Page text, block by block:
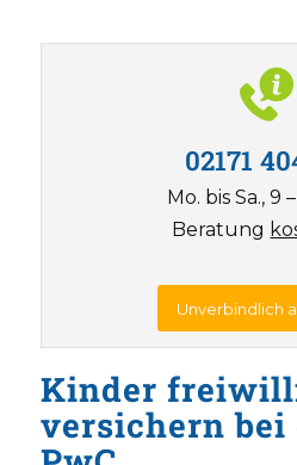
02171
Mo. bis Sa., 9
Beratung
Unverbindlich
Kinder
versichern bei